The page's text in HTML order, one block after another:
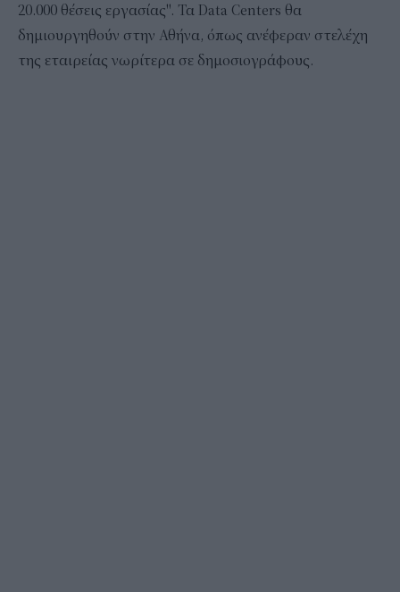
20.000 θέσεις εργασίας". Τα Data Centers θα
δημιουργηθούν στην Αθήνα, όπως ανέφεραν στελέχη
της εταιρείας νωρίτερα σε δημοσιογράφους.